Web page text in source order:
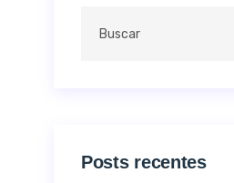
Posts recentes